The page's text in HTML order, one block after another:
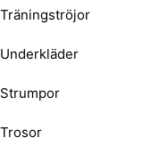
Träningströjor
Underkläder
Strumpor
Trosor